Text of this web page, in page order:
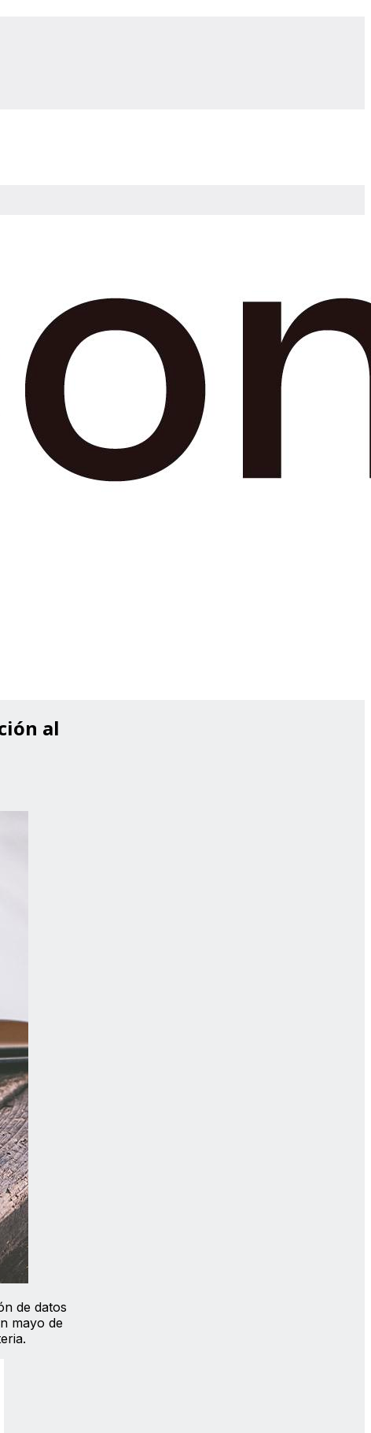
al
de datos
mayo de